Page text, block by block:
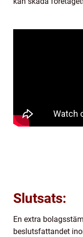
Slutsats:
En extra
beslutsfattandet